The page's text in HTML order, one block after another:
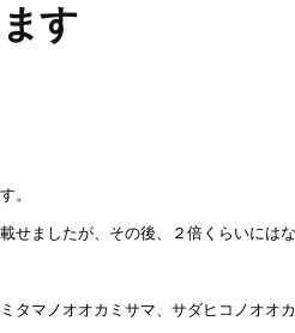
す
。
せましたが、その後、２倍くらいには
タマノオオカミサマ、サダヒコノオオ